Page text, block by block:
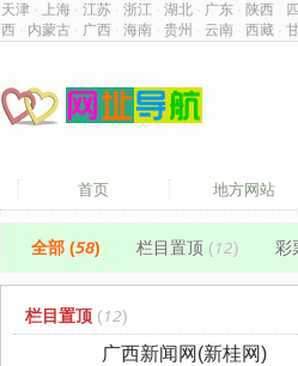
天津 上海 江苏 浙江 湖北 广东 陕西
西
内蒙古 广西 海南 贵州 云南 西藏
首页 地方网站
全部 (58) 栏目置顶 (12) 彩
栏目置顶 (12)
广西新闻网(新桂网)